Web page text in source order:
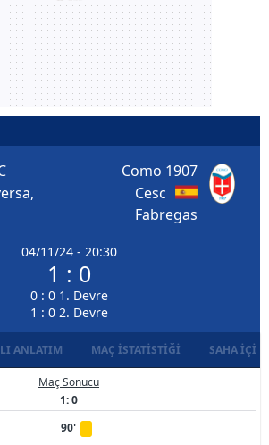
04/11/24 - 20:30
1 : 0
0 : 0 1. Devre
1 : 0 2. Devre
Como 1907
Cesc
Fabregas
ANLATIM MAÇ İSTATISTIĞI SAHA İÇI
Maç Sonucu
1: 0
90'